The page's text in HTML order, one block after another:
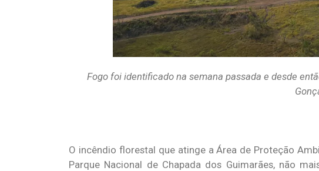
Fogo foi identificado na semana passada e desde
O incêndio florestal que atinge a Área de Proteção
Parque Nacional de Chapada dos Guimarães, não